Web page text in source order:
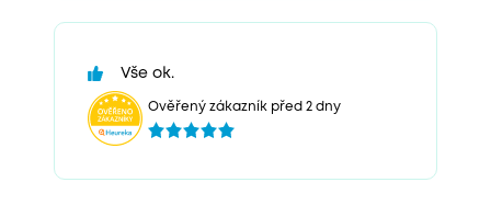
Vše ok.
Ověřený zákazník před 2 dny